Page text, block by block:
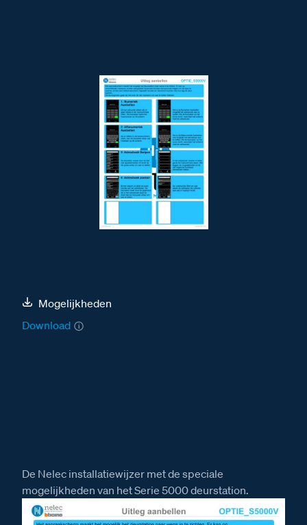
Mogelijkheden
Download
De Nelec installatiewijzer met de speciale
mogelijkheden van het Serie 5000 deurstation.